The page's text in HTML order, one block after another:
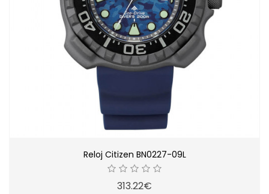
Reloj Citizen BN0227-09L
313.22€